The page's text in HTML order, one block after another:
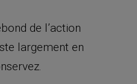
de l’action
largement en